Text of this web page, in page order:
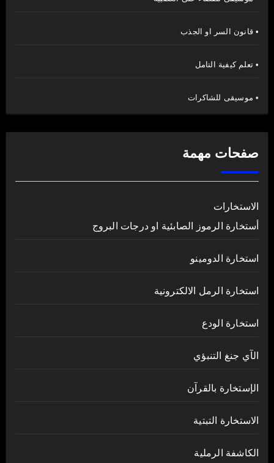
• قانون السر او الجذب
• تعلم كيفية التامل
• موسيقى للشاكرات
صفحات مهمة
الاستخارات
أستخارة الرموز الصابئية او درجات البروج
استخارة الدومينو
استخارة الرمل الالكترونية
استخارة الودع
الآي جنغ التنبؤي
الإستخارة بالقرآن
الاستخارة التبتية
الكاشفة الرملية